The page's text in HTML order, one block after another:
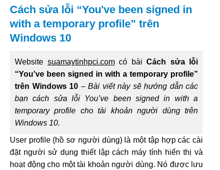
Cách sửa lỗi “You've been signed in
with a temporary profile” trên
Windows 10
Website suamaytinhpci.comcó bài Cách sửa lỗi
“You've been signed in with a temporary profile”
trên Windows 10 – Bài viết này sẽ hướng dẫn các
bạn cách sửa lỗi You’ve been signed in with a
temporary profile cho tài khoản người dùng trên
Windows 10.
User profile (hồ sơ người dùng) là một tập hợp các cài
đặt người sử dụng thiết lập cách máy tính hiển thị và
hoạt động cho một tài khoản người dùng. Nó được lưu